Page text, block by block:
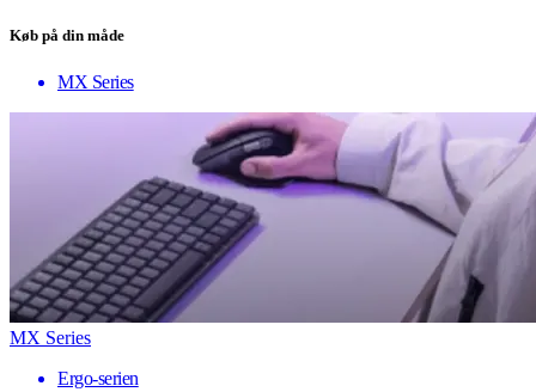
Køb på din måde
MX Series
MX Series
Ergo-serien